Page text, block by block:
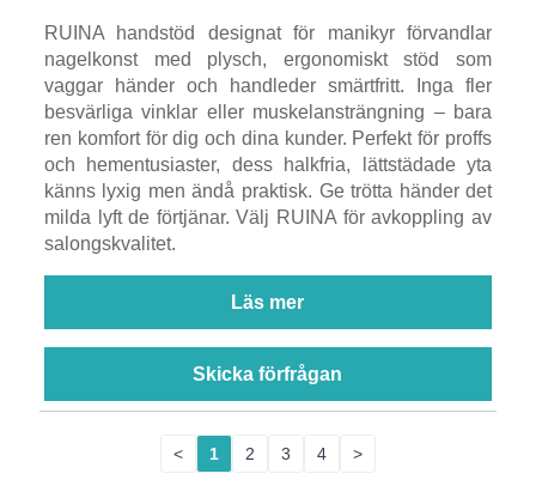
RUINA handstöd designat för manikyr förvandlar
nagelkonst med plysch, ergonomiskt stöd som
vaggar händer och handleder smärtfritt. Inga fler
besvärliga vinklar eller muskelansträngning – bara
ren komfort för dig och dina kunder. Perfekt för proffs
och hementusiaster, dess halkfria, lättstädade yta
känns lyxig men ändå praktisk. Ge trötta händer det
milda lyft de förtjänar. Välj RUINA för avkoppling av
salongskvalitet.
Läs mer
Skicka förfrågan
< 1 2 3 4 >